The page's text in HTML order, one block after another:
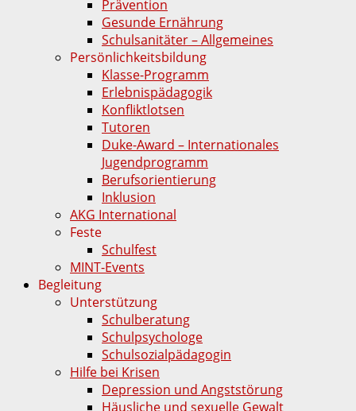
Prävention
Gesunde Ernährung
Schulsanitäter – Allgemeines
Persönlichkeitsbildung
Klasse-Programm
Erlebnispädagogik
Konfliktlotsen
Tutoren
Duke-Award – Internationales
Jugendprogramm
Berufsorientierung
Inklusion
AKG International
Feste
Schulfest
MINT-Events
Begleitung
Unterstützung
Schulberatung
Schulpsychologe
Schulsozialpädagogin
Hilfe bei Krisen
Depression und Angststörung
Häusliche und sexuelle Gewalt